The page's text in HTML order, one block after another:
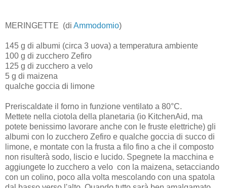
MERINGETTE (di Ammodomio)
145 g di albumi (circa 3 uova) a temperatura ambiente
100 g di zucchero Zefiro
125 g di zucchero a velo
5 g di maizena
qualche goccia di limone
Preriscaldate il forno in funzione ventilato a 80°C.
Mettete nella ciotola della planetaria (io KitchenAid, ma
potete benissimo lavorare anche con le fruste elettriche) gli
albumi con lo zucchero Zefiro e qualche goccia di succo di
limone, e montate con la frusta a filo fino a che il composto
non risulterà sodo, liscio e lucido. Spegnete la macchina e
aggiungete lo zucchero a velo con la maizena, setacciando
con un colino, poco alla volta mescolando con una spatola